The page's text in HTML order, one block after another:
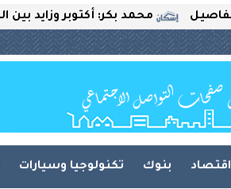
محمد بكر: أكتوبر وزايد بين التحديات
اقتصاد بنوك تكنولوجيا وسيارات